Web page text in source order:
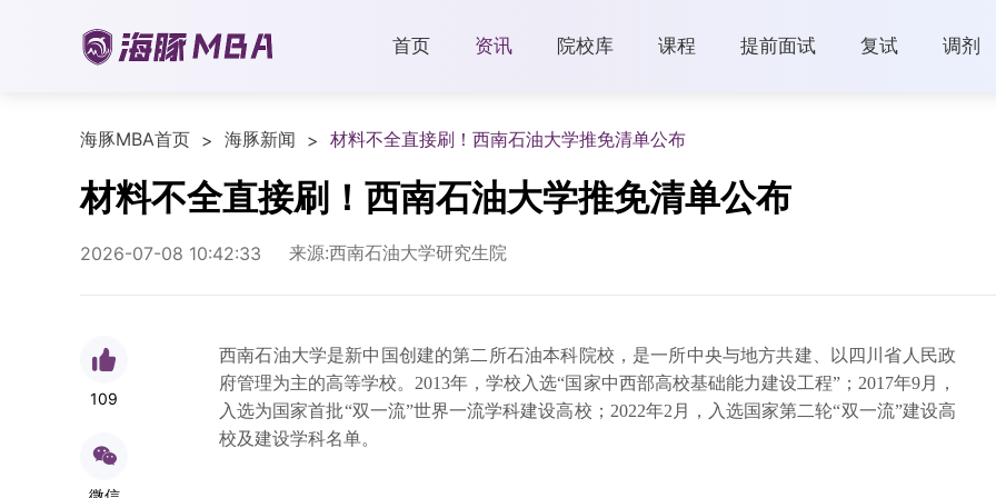
首页 资讯 院校库 课程 提前面试 复试 调剂
海豚MBA首页 > 海豚新闻 > 材料不全直接刷！西南石油大学推免清单公布
材料不全直接刷！西南石油大学推免清单公布
2026-07-08 10:42:33 来源:西南石油大学研究生院
109
西南石油大学是新中国创建的第二所石油本科院校，是一所中央与地方共建、以四川省人民政
府管理为主的高等学校。2013年，学校入选“国家中西部高校基础能力建设工程”；2017年9月，
入选为国家首批“双一流”世界一流学科建设高校；2022年2月，入选国家第二轮“双一流”建设高
校及建设学科名单。